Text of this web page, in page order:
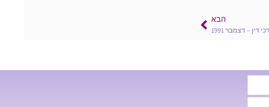
הבא
– דצמבר 1991